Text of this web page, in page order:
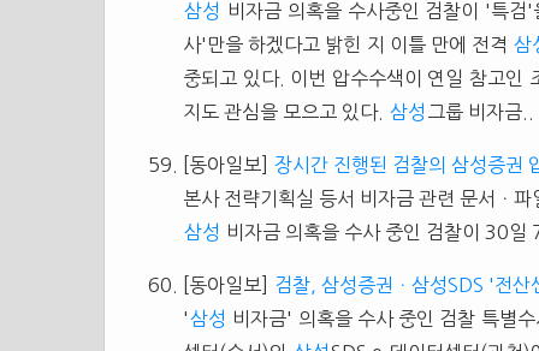
삼성
비자금 의혹을 수사중인 검찰이 '특
사'만을 하겠다고 밝힌 지 이틀 만에 전격 삼
중되고 있다. 이번 압수수색이 연일 참고인
지도 관심을 모으고 있다. 삼성 그룹 비자금..
[동아일보] 장시간 진행된 검찰의 삼성증권
본사 전략기획실 등서 비자금 관련 문서ㆍ
삼성 비자금 의혹을 수사 중인 검찰이 30일
[동아일보]
검찰, 삼성증권ㆍ삼성SDS '전산
'삼성 비자금' 의혹을 수사 중인 검찰 특별